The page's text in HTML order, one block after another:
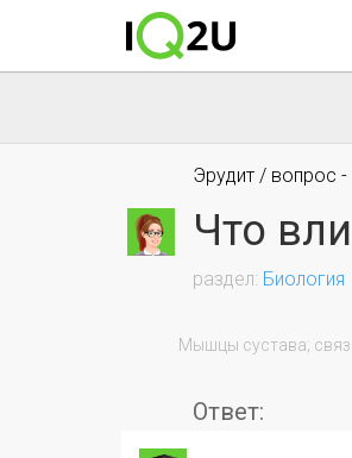
Эрудит / вопрос -
Что
Биология
Ответ: